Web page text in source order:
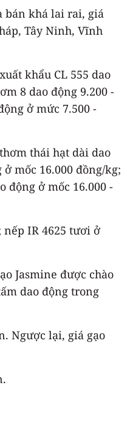
bán khá lai rai, giá
Tây Ninh, Vĩnh
khẩu CL 555 dao
8 dao động 9.200 -
ở mức 7.500 -
thái hạt dài dao
mốc 16.000 đồng/kg;
động ở mốc 16.000 -
nếp IR 4625 tươi ở
Jasmine được chào
dao động trong
Ngược lại, giá gạo